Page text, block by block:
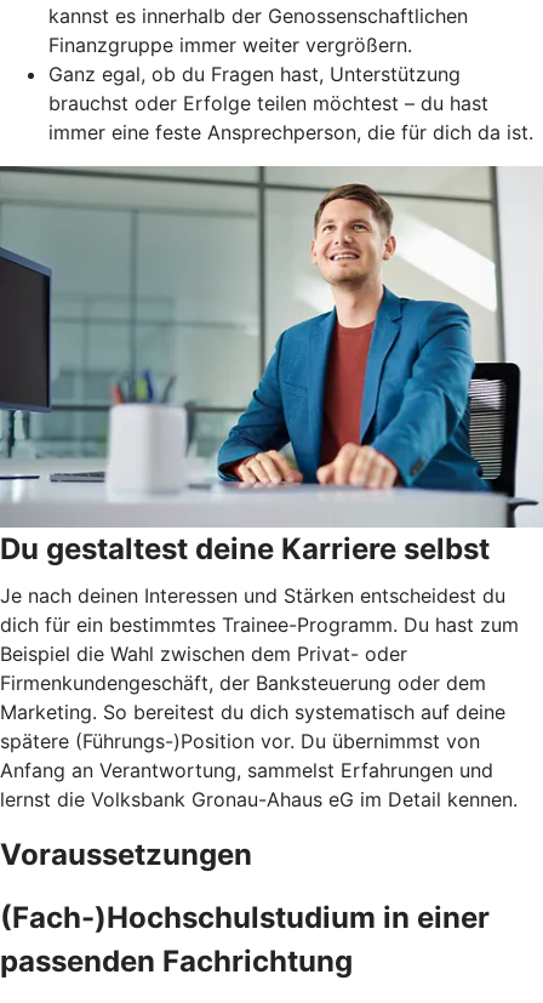
kannst es innerhalb der Genossenschaftlichen
Finanzgruppe immer weiter vergrößern.
Ganz egal, ob du Fragen hast, Unterstützung
brauchst oder Erfolge teilen möchtest – du hast
immer eine feste Ansprechperson, die für dich da ist.
Du gestaltest deine Karriere selbst
Je nach deinen Interessen und Stärken entscheidest du
dich für ein bestimmtes Trainee-Programm. Du hast zum
Beispiel die Wahl zwischen dem Privat- oder
Firmenkundengeschäft, der Banksteuerung oder dem
Marketing. So bereitest du dich systematisch auf deine
spätere (Führungs-)Position vor. Du übernimmst von
Anfang an Verantwortung, sammelst Erfahrungen und
lernst die Volksbank Gronau-Ahaus eG im Detail kennen.
Voraussetzungen
(Fach-)Hochschulstudium in einer
passenden Fachrichtung